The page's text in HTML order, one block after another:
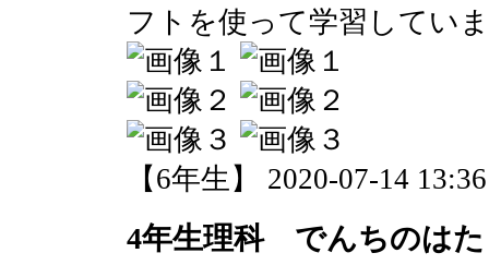
フトを使って学習してい
【6年生】 2020-07-14
4年生理科 でんちのは